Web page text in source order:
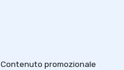
Contenuto promozionale